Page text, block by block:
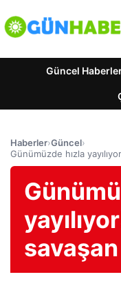
Güncel
Haberler›Güncel›
Günümüzde hızla